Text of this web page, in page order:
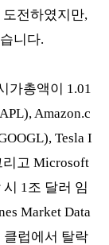
전하였지만,
니다.
가총액이 1.01
Amazon.c
Tesla I
리고 Microsoft
1조 달러 임
Market Data
클럽에서 탈락